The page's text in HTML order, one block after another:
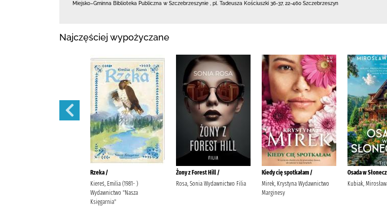
Miejsko–Gminna Biblioteka Publiczna w Szczebrzeszynie pl. Tadeusza Kościuszki 36-37, 22-460 Szczebrzeszyn
Najczęściej wypożyczane
Rzeka /
Kiereś, Emilia (1981- )
Wydawnictwo "Nasza
Księgarnia"
Żony z Forest Hill /
Rosa, Sonia Wydawnictwo Filia
Kiedy cię spotkałam /
Mirek, Krystyna Wydawnictwo
Marginesy
Osada w
Kubiak,